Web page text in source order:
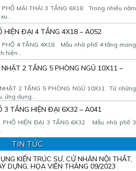
PHỐ MÁI THÁI 3 TẦNG 6X18 Trong nhiều năm
HIỆN ĐẠI 4 TẦNG 4X18 – A052
PHỐ 4 TẦNG 4X18 Mẫu nhà phố 4 tầng mang
hiện...
2 TẦNG 5 PHÒNG NGỦ 10X11 –
2 TẦNG 5 PHÒNG NGỦ 10X11 Từ những
ứng dụng...
3 TẦNG HIỆN ĐẠI 6X32 – A041
PHỐ HIỆN ĐẠI 3 TẦNG 6X32 Mẫu nhà phố 3
TIN TỨC
KIẾN TRÚC SƯ, CỬ NHÂN NỘI THẤT,
DỰNG, HỌA VIÊN THÁNG 09/2023